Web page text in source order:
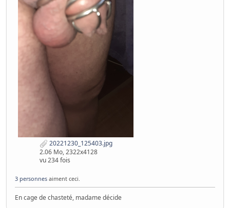
20221230_125403.jpg
2.06 Mo, 2322x4128
vu 234 fois
3 personnes aiment ceci.
En cage de chasteté, madame décide